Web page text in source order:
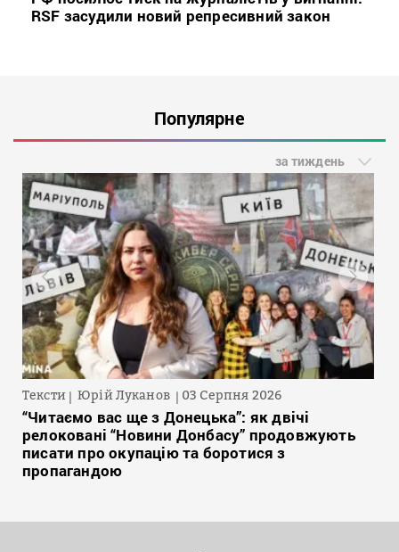
RSF засудили новий репресивний закон
Популярне
за тиждень
Тексти Юрій Луканов 03 Серпня 2026
“Читаємо вас ще з Донецька”: як двічі
релоковані “Новини Донбасу” продовжують
писати про окупацію та боротися з
пропагандою